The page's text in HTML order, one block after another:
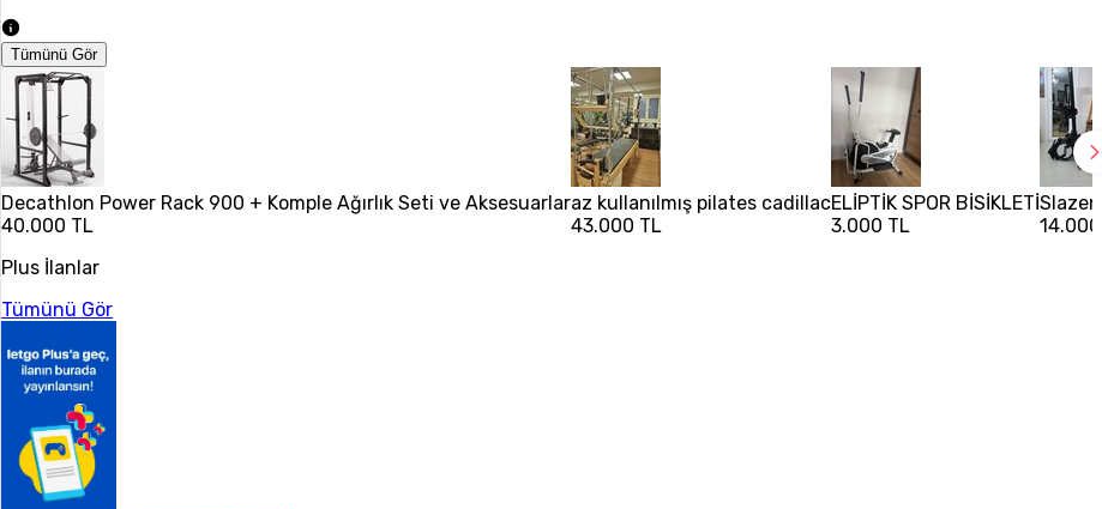
Tümünü Gör
Decathlon Power Rack 900 + Komple Ağırlık Seti ve Aksesuarlar
40.000 TL
az kullanılmış pilates cadillac
43.000 TL
ELİPTİK SPOR BİSİKLETİ
3.000 TL
Plus İlanlar
Tümünü Gör